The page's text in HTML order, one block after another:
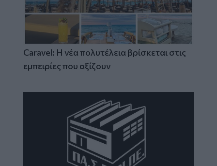
Caravel: Η νέα πολυτέλεια βρίσκεται στις
εμπειρίες που αξίζουν